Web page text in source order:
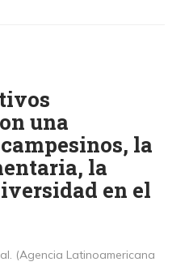
una
la
la
en el
(Agencia Latinoamericana